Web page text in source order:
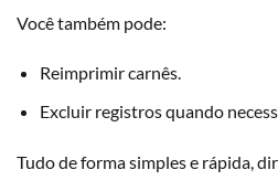
Você também pode:
Reimprimir carnês.
Excluir registros quando
Tudo de forma simples e rápida,